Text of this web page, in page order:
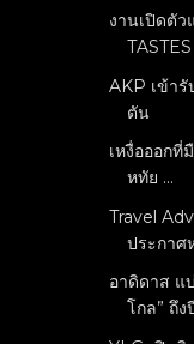
งานเปิดตัว
AKP เข้ารั
ตัน
เหงื่อออก
หทัย ...
Travel
ประกาศ
อาดิดาส แ
โกล” ถึง